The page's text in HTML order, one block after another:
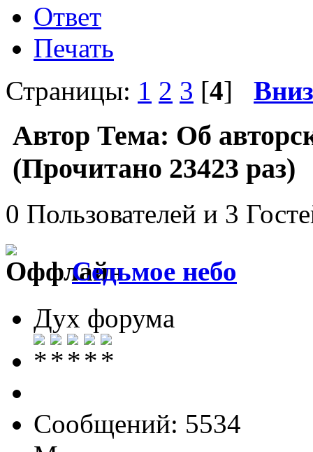
Ответ
Печать
Страницы: 1 2 3 [4] Вниз
Автор Тема: Об
(Прочитано 23423 раз)
0 Пользователей и 3
Седьмое небо
Дух форума
Сообщений: 5534